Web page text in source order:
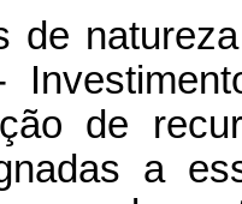
de
de
a